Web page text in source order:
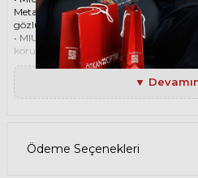
Metal çerçeveye ve Organik lense
gözlüğünüzün uzun ömürlü, dayanıklı
• MIU MIU 56ZS 5AK09Z 56 Kadın Gold
koruması sunar. Bu sayede, gözlerinizi
korur ve göz sağlığınızı korur. Yeşil
filtreler ve her ortamda rahat bir görüş
Paket İçeriği
• MIU MIU 56ZS 5AK09Z 56 Gold
• Gözlük temizleme bezi
Ürün Kullanımı
▼
Ödeme Seçenekleri